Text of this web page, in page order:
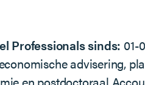
Professionals sinds: 01-
advisering,